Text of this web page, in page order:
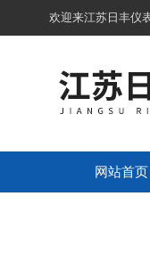
欢迎来江苏日丰仪
网站首页